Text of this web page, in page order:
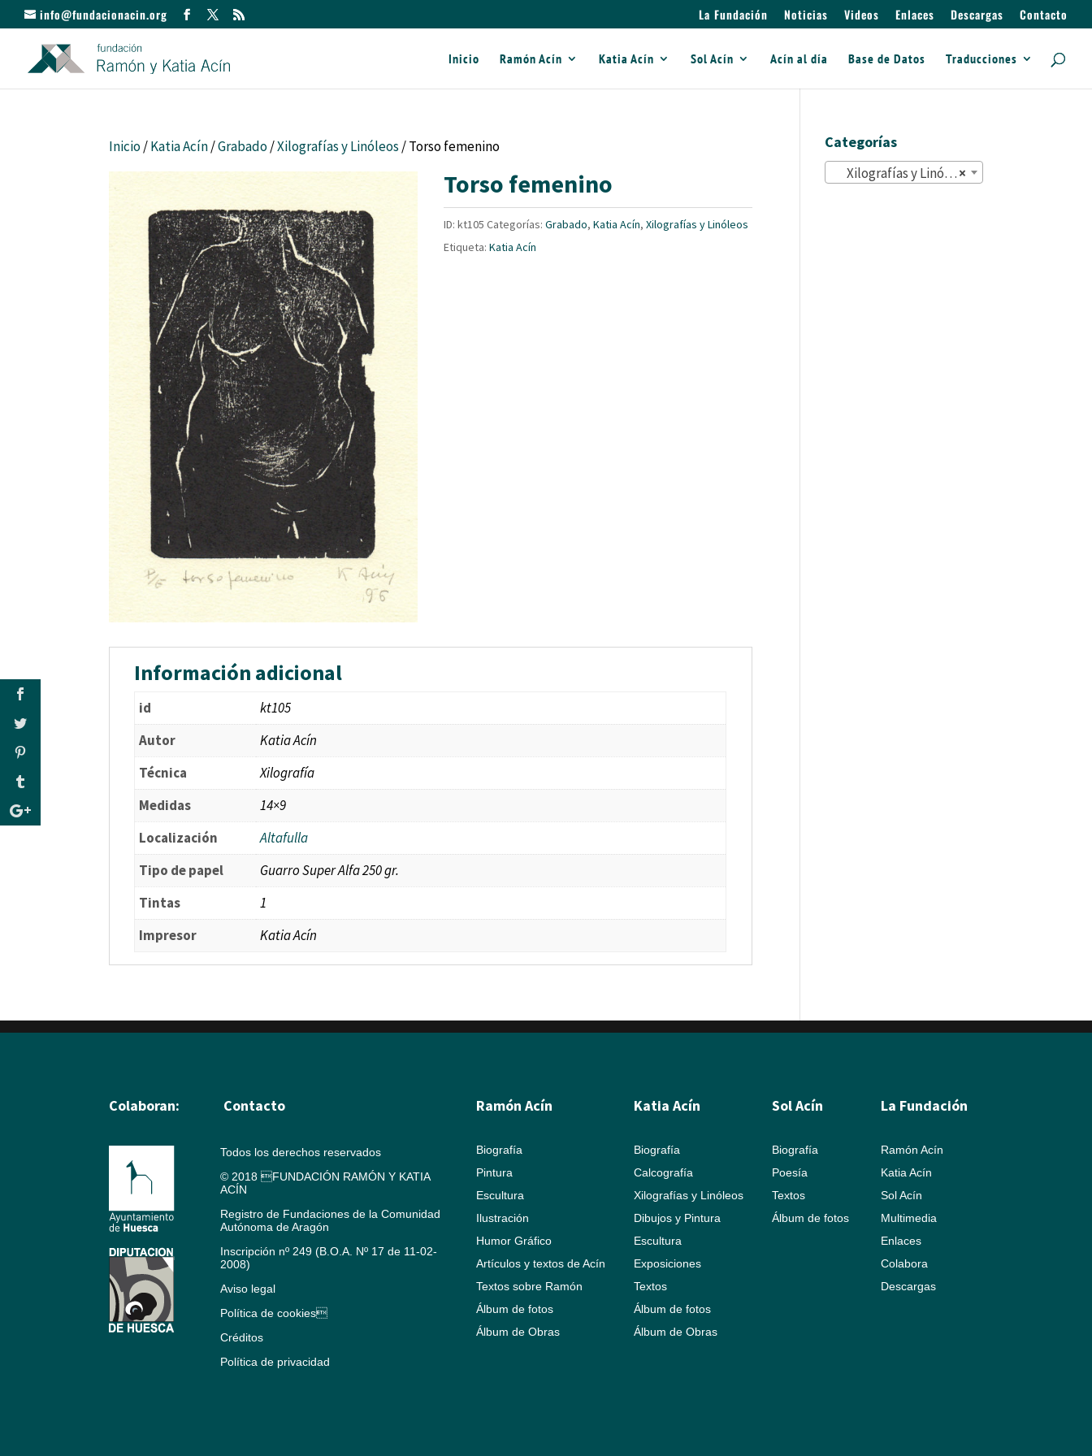
info@fundacionacin.org La Fundación Noticias Videos Enlaces Descargas Contacto
Inicio Ramón Acín Katia Acín Sol Acín Acín al día Base de Datos Traducciones
Inicio/Katia Acín/Grabado/Xilografías y Linóleos / Torso femenino
Torso femenino
ID:kt105 Categorías:Grabado,Katia Acín,Xilografías y Linóleos
Etiqueta:Katia Acín
Información adicional
id
kt105
Autor
Katia Acín
Técnica
Xilografía
Medidas
14×9
Localización
Altafulla
Tipo de papel
Guarro Super Alfa 250 gr.
Tintas
1
Impresor
Katia Acín
Categorías
×
Xilografías y Linóleos (148)
Colaboran: Contacto
Todos los derechos reservados
© 2018 FUNDACIÓN RAMÓN Y KATIA
ACÍN
Registro de Fundaciones de la Comunidad
Autónoma de Aragón
Inscripción nº 249 (B.O.A. Nº 17 de 11-02-
2008)
Aviso legal
Política de cookies
Créditos
Política de privacidad
Ramón Acín
Biografía
Pintura
Escultura
Ilustración
Humor Gráfico
Artículos y textos de Acín
Textos sobre Ramón
Álbum de fotos
Álbum de Obras
Katia Acín
Biografía
Calcografía
Xilografías y Linóleos
Dibujos y Pintura
Escultura
Exposiciones
Textos
Álbum de fotos
Álbum de Obras
Sol Acín
Biografía
Poesía
Textos
Álbum de fotos
La Fundación
Ramón Acín
Katia Acín
Sol Acín
Multimedia
Enlaces
Colabora
Descargas